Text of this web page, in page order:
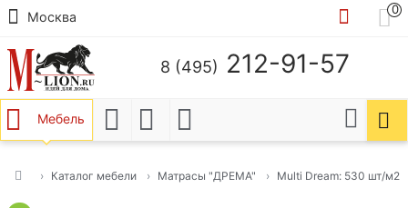
Москва
0
8 (495) 212-91-57
Мебель
Каталог мебели Матрасы "ДРЕМА" Multi Dream: 530 шт/м2